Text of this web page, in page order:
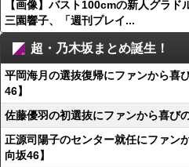
【画像】バスト100cmの新人グラ
三園響子、「週刊プレイ...
超・乃木坂まとめ誕生！
平岡海月の選抜復帰にファンから喜
46】
佐藤優羽の初選抜にファンから喜び
正源司陽子のセンター就任にファン
向坂46】